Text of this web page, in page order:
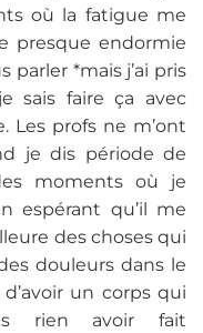
où la fatigue me
presque endormie
parler *mais j’ai pris
sais faire ça avec
Les profs ne m’ont
je dis période de
moments où je
espérant qu’il me
des choses qui
douleurs dans le
un corps qui
rien avoir fait